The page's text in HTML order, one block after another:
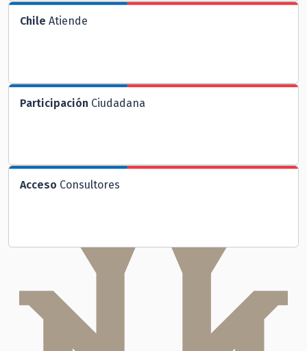
Chile Atiende
Participación Ciudadana
Acceso Consultores